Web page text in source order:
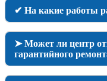
✔ На какие работы
➤ Может ли центр
гарантийного